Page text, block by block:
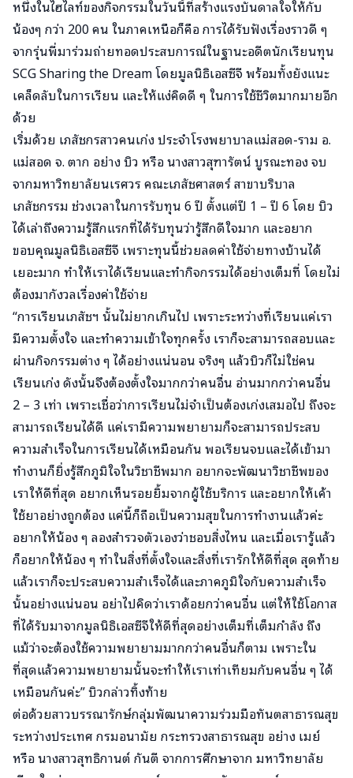
หนึ่งในไฮไลท์ของกิจกรรมในวันนี้ที่สร้างแรงบันดาลใจให้กับ
น้องๆ กว่า 200 คน ในภาคเหนือก็คือ การได้รับฟังเรื่องราวดี ๆ
จากรุ่นพี่มาร่วมถ่ายทอดประสบการณ์ในฐานะอดีตนักเรียนทุน
SCG Sharing the Dream โดยมูลนิธิเอสซีจี พร้อมทั้งยังแนะ
เคล็ดลับในการเรียน และให้แง่คิดดี ๆ ในการใช้ชีวิตมากมายอีก
ด้วย
เริ่มด้วย เภสัชกรสาวคนเก่ง ประจำโรงพยาบาลแม่สอด-ราม อ.
แม่สอด จ. ตาก อย่าง บิว หรือ นางสาวสุฑารัตน์ บูรณะทอง จบ
จากมหาวิทยาลัยนเรศวร คณะเภสัชศาสตร์ สาขาบริบาล
เภสัชกรรม ช่วงเวลาในการรับทุน 6 ปี ตั้งแต่ปี 1 – ปี 6 โดย บิว
ได้เล่าถึงความรู้สึกแรกที่ได้รับทุนว่ารู้สึกดีใจมาก และอยาก
ขอบคุณมูลนิธิเอสซีจี เพราะทุนนี้ช่วยลดค่าใช้จ่ายทางบ้านได้
เยอะมาก ทำให้เราได้เรียนและทำกิจกรรมได้อย่างเต็มที่ โดยไม่
ต้องมากังวลเรื่องค่าใช้จ่าย
“การเรียนเภสัชฯ นั้นไม่ยากเกินไป เพราะระหว่างที่เรียนแค่เรา
มีความตั้งใจ และทำความเข้าใจทุกครั้ง เราก็จะสามารถสอบและ
ผ่านกิจกรรมต่าง ๆ ได้อย่างแน่นอน จริงๆ แล้วบิวก็ไม่ใช่คน
เรียนเก่ง ดังนั้นจึงต้องตั้งใจมากกว่าคนอื่น อ่านมากกว่าคนอื่น
2 – 3 เท่า เพราะเชื่อว่าการเรียนไม่จำเป็นต้องเก่งเสมอไป ถึงจะ
สามารถเรียนได้ดี แค่เรามีความพยายามก็จะสามารถประสบ
ความสำเร็จในการเรียนได้เหมือนกัน พอเรียนจบและได้เข้ามา
ทำงานก็ยิ่งรู้สึกภูมิใจในวิชาชีพมาก อยากจะพัฒนาวิชาชีพของ
เราให้ดีที่สุด อยากเห็นรอยยิ้มจากผู้ใช้บริการ และอยากให้เค้า
ใช้ยาอย่างถูกต้อง แค่นี้ก็ถือเป็นความสุขในการทำงานแล้วค่ะ
อยากให้น้อง ๆ ลองสำรวจตัวเองว่าชอบสิ่งไหน และเมื่อเรารู้แล้ว
ก็อยากให้น้อง ๆ ทำในสิ่งที่ตั้งใจและสิ่งที่เรารักให้ดีที่สุด สุดท้าย
แล้วเราก็จะประสบความสำเร็จได้และภาคภูมิใจกับความสำเร็จ
นั้นอย่างแน่นอน อย่าไปคิดว่าเราด้อยกว่าคนอื่น แต่ให้ใช้โอกาส
ที่ได้รับมาจากมูลนิธิเอสซีจีให้ดีที่สุดอย่างเต็มที่เต็มกำลัง ถึง
แม้ว่าจะต้องใช้ความพยายามมากกว่าคนอื่นก็ตาม เพราะใน
ที่สุดแล้วความพยายามนั้นจะทำให้เราเท่าเทียมกับคนอื่น ๆ ได้
เหมือนกันค่ะ” บิวกล่าวทิ้งท้าย
ต่อด้วยสาวบรรณารักษ์กลุ่มพัฒนาความร่วมมือทันตสาธารณสุข
ระหว่างประเทศ กรมอนามัย กระทรวงสาธารณสุข อย่าง เมย์
หรือ นางสาวสุทธิกานต์ กันตี จากการศึกษาจาก มหาวิทยาลัย